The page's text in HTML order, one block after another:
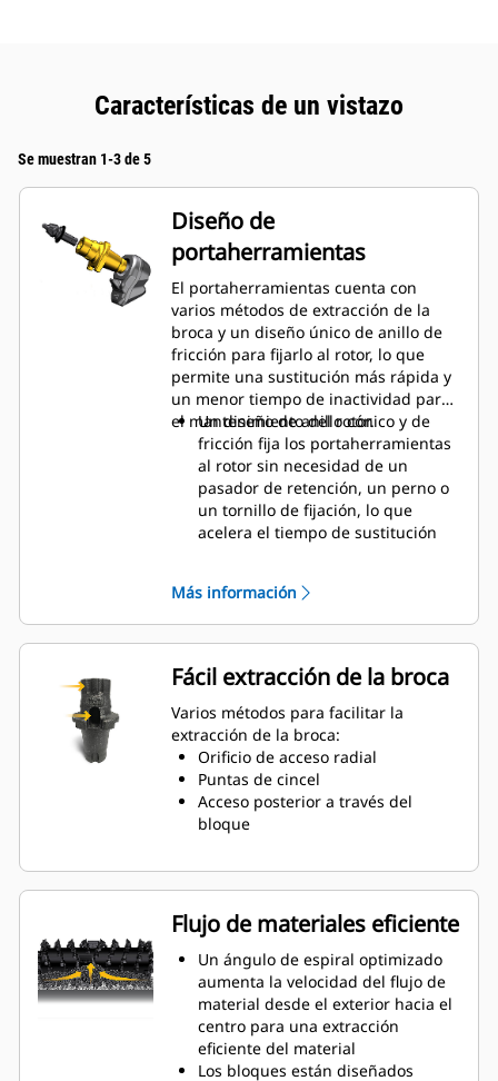
Características de un vistazo
Se muestran 1-3 de 5
Diseño de
portaherramientas
El portaherramientas cuenta con
varios métodos de extracción de la
broca y un diseño único de anillo de
fricción para fijarlo al rotor, lo que
permite una sustitución más rápida y
un menor tiempo de inactividad para
el mantenimiento del rotor.
Un diseño de anillo cónico y de
fricción fija los portaherramientas
al rotor sin necesidad de un
pasador de retención, un perno o
un tornillo de fijación, lo que
acelera el tiempo de sustitución
El collarín de desgaste de 20 mm
es un 66 % más largo que los
portaherramientas del System G
Un diseño de portaherramientas
antirrotación garantiza una
posición adecuada para evitar el
desgaste de los bloques y de los
portaherramientas
El agua puede penetrar a través
del orificio de acceso radial del
portaherramientas para facilitar la
desgaste uniforme de la broca
Los portaherramientas están
disponibles para alojar brocas con
vástago de 20 mm, 22 mm y 25
mm para distintas aplicaciones
Más información
Fácil extracción de la broca
Varios métodos para facilitar la
extracción de la broca:
Orificio de acceso radial
Puntas de cincel
Acceso posterior a través del
bloque
Flujo de materiales eficiente
Un ángulo de espiral optimizado
aumenta la velocidad del flujo de
material desde el exterior hacia el
centro para una extracción
eficiente del material
Los bloques están diseñados